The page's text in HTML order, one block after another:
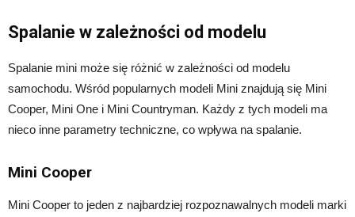
Spalanie w zależności od modelu
Spalanie mini może się różnić w zależności od modelu
samochodu. Wśród popularnych modeli Mini znajdują się Mini
Cooper, Mini One i Mini Countryman. Każdy z tych modeli ma
nieco inne parametry techniczne, co wpływa na spalanie.
Mini Cooper
Mini Cooper to jeden z najbardziej rozpoznawalnych modeli marki